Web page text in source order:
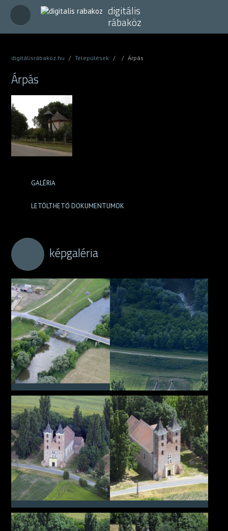
digitális
rábaköz
digitálisrábaköz.hu / Települések / / Árpás
Árpás
GALÉRIA
LETÖLTHETŐ DOKUMENTUMOK
képgaléria